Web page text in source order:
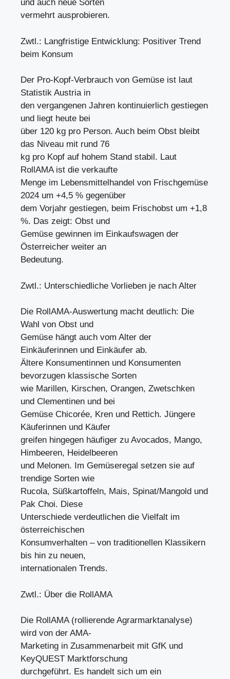
und auch neue Sorten
vermehrt ausprobieren.
Zwtl.: Langfristige Entwicklung: Positiver Trend
beim Konsum
Der Pro-Kopf-Verbrauch von Gemüse ist laut
Statistik Austria in
den vergangenen Jahren kontinuierlich gestiegen
und liegt heute bei
über 120 kg pro Person. Auch beim Obst bleibt
das Niveau mit rund 76
kg pro Kopf auf hohem Stand stabil. Laut
RollAMA ist die verkaufte
Menge im Lebensmittelhandel von Frischgemüse
2024 um +4,5 % gegenüber
dem Vorjahr gestiegen, beim Frischobst um +1,8
%. Das zeigt: Obst und
Gemüse gewinnen im Einkaufswagen der
Österreicher weiter an
Bedeutung.
Zwtl.: Unterschiedliche Vorlieben je nach Alter
Die RollAMA-Auswertung macht deutlich: Die
Wahl von Obst und
Gemüse hängt auch vom Alter der
Einkäuferinnen und Einkäufer ab.
Ältere Konsumentinnen und Konsumenten
bevorzugen klassische Sorten
wie Marillen, Kirschen, Orangen, Zwetschken
und Clementinen und bei
Gemüse Chicorée, Kren und Rettich. Jüngere
Käuferinnen und Käufer
greifen hingegen häufiger zu Avocados, Mango,
Himbeeren, Heidelbeeren
und Melonen. Im Gemüseregal setzen sie auf
trendige Sorten wie
Rucola, Süßkartoffeln, Mais, Spinat/Mangold und
Pak Choi. Diese
Unterschiede verdeutlichen die Vielfalt im
österreichischen
Konsumverhalten – von traditionellen Klassikern
bis hin zu neuen,
internationalen Trends.
Zwtl.: Über die RollAMA
Die RollAMA (rollierende Agrarmarktanalyse)
wird von der AMA-
Marketing in Zusammenarbeit mit GfK und
KeyQUEST Marktforschung
durchgeführt. Es handelt sich um ein